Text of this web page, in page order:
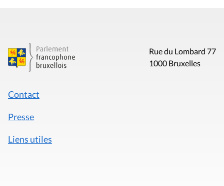
Rue du Lombard 77
1000 Bruxelles
Contact
Presse
Liens utiles